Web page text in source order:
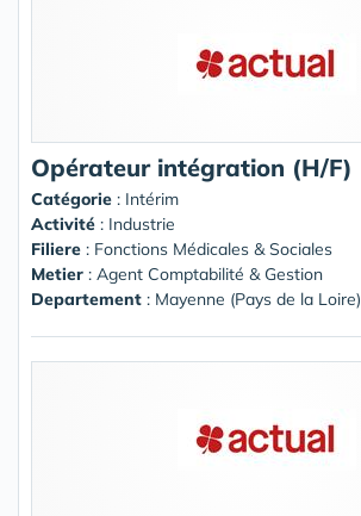
Opérateur intégration (H/F)
Catégorie : Intérim
Activité : Industrie
Filiere : Fonctions Médicales & Sociales
Metier : Agent Comptabilité & Gestion
Departement : Mayenne (Pays de la Loire)